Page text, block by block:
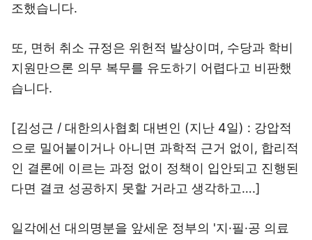
조했습니다.
또, 면허 취소 규정은 위헌적 발상이며, 수당과 학비
지원만으론 의무 복무를 유도하기 어렵다고 비판했
습니다.
[김성근 / 대한의사협회 대변인 (지난 4일) : 강압적
으로 밀어붙이거나 아니면 과학적 근거 없이, 합리적
인 결론에 이르는 과정 없이 정책이 입안되고 진행된
다면 결코 성공하지 못할 거라고 생각하고….]
일각에선 대의명분을 앞세운 정부의 '지·필·공 의료